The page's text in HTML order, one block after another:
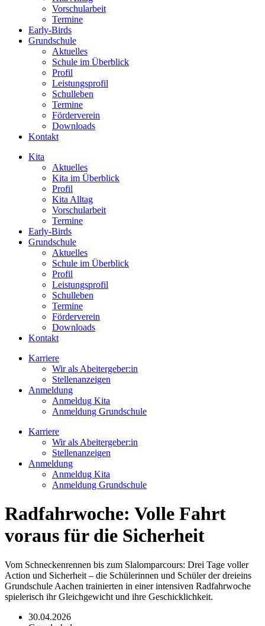
Vorschularbeit
Termine
Early-Birds
Grundschule
Aktuelles
Schule im Überblick
Profil
Leistungsprofil
Schulleben
Termine
Förderverein
Downloads
Kontakt
Kita
Aktuelles
Kita im Überblick
Profil
Kita Alltag
Vorschularbeit
Termine
Early-Birds
Grundschule
Aktuelles
Schule im Überblick
Profil
Leistungsprofil
Schulleben
Termine
Förderverein
Downloads
Kontakt
Karriere
Wir als Abeitergeber:in
Stellenanzeigen
Anmeldung
Anmeldug Kita
Anmeldung Grundschule
Karriere
Wir als Abeitergeber:in
Stellenanzeigen
Anmeldung
Anmeldug Kita
Anmeldung Grundschule
Radfahrwoche: Volle Fahrt
voraus für die Sicherheit
Vom Schneckenrennen bis zum Slalomparcours: Drei Tage voller
Action und Sicherheit – die Schülerinnen und Schüler der dreieins
Grundschule Aachen trainierten in einer intensiven Radfahrwoche
spielerisch ihr Gleichgewicht und ihre Geschicklichkeit.
30.04.2026